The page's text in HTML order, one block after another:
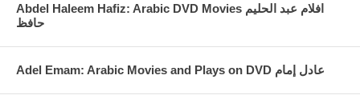
Abdel Haleem Hafiz: Arabic DVD Movies افلام عبد الحليم
حافظ